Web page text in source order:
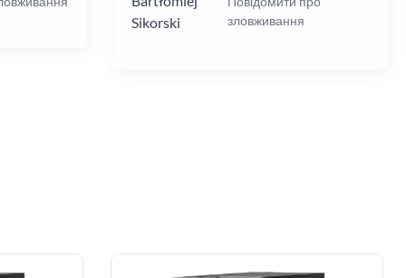
materiałów i rozwiązań w mojej opinii
Sikorski
зловживання